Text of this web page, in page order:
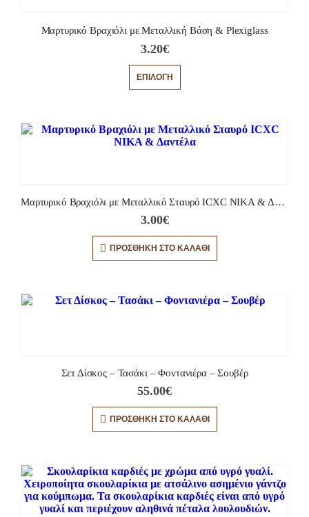
Μαρτυρικό Βραχιόλι με Μεταλλική Βάση & Plexiglass
3.20€
ΕΠΙΛΟΓΉ
Μαρτυρικό Βραχιόλι με Μεταλλικό Σταυρό ICXC NIKA & Δαντέλα
3.00€
ΠΡΟΣΘΉΚΗ ΣΤΟ ΚΑΛΆΘΙ
Σετ Δίσκος – Τασάκι – Φοντανιέρα – Σουβέρ
55.00€
ΠΡΟΣΘΉΚΗ ΣΤΟ ΚΑΛΆΘΙ